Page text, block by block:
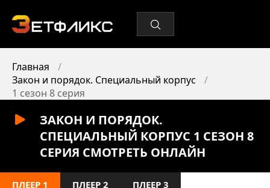
Главная
Закон и порядок. Специальный корпус
1 сезон 8 серия
ЗАКОН И ПОРЯДОК.
СПЕЦИАЛЬНЫЙ КОРПУС 1 СЕЗОН 8
СЕРИЯ СМОТРЕТЬ ОНЛАЙН
ПЛЕЕР 1 ПЛЕЕР 2 ПЛЕЕР 3